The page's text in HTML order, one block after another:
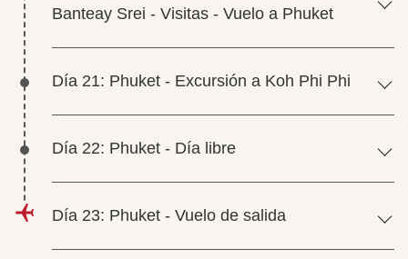
Banteay Srei - Visitas - Vuelo a Phuket
Día 21: Phuket - Excursión a Koh Phi Phi
Día 22: Phuket - Día libre
Día 23: Phuket - Vuelo de salida